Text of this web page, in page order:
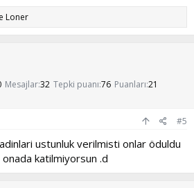
Loner
Mesajlar32 Tepki puanı 76 Puanları 21
#5
ustunluk verilmisti onlar öduldu
katilmiyorsun .d